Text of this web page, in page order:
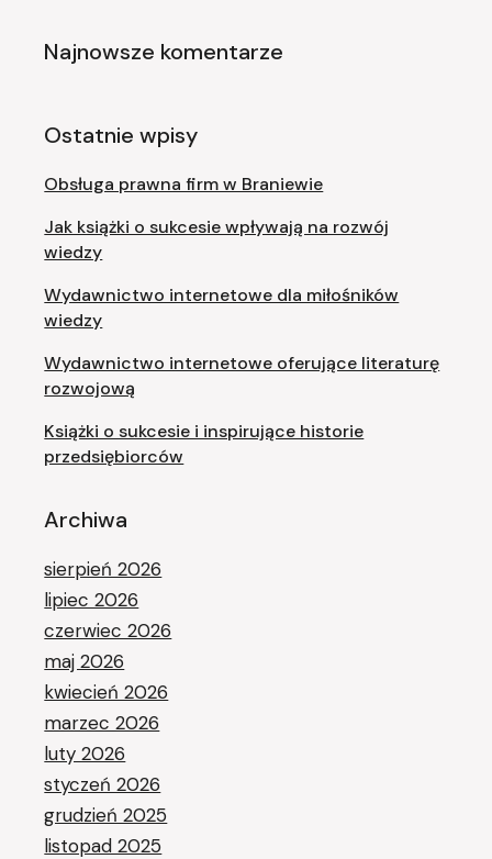
Najnowsze komentarze
Ostatnie wpisy
Obsługa prawna firm w Braniewie
Jak książki o sukcesie wpływają na rozwój
wiedzy
Wydawnictwo internetowe dla miłośników
wiedzy
Wydawnictwo internetowe oferujące literaturę
rozwojową
Książki o sukcesie i inspirujące historie
przedsiębiorców
Archiwa
sierpień 2026
lipiec 2026
czerwiec 2026
maj 2026
kwiecień 2026
marzec 2026
luty 2026
styczeń 2026
grudzień 2025
listopad 2025